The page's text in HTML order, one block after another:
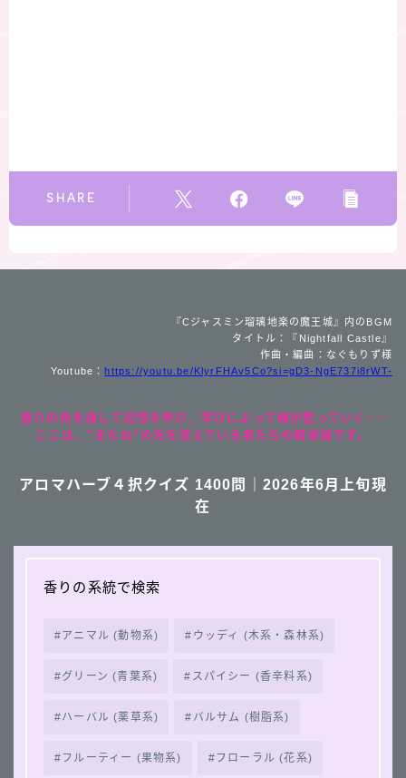
SHARE
『Cジャスミン瑠璃地楽の魔王城』内のBGM
タイトル：『Nightfall Castle』
作曲・編曲：なぐもりず様
Youtube： https://youtu.be/KlyrFHAv5Co?si=gD3-NgE737i8rWT-
香りの色を通して記憶を呼び、学びによって魂が整っていく──
ここは、“またね”の光を覚えている者たちの魔導城です。
アロマハーブ４択クイズ 1400問｜2026年6月上旬現
在
香りの系統で検索
アニマル (動物系) ウッディ (木系・森林系)
グリーン (青葉系) スパイシー (香辛料系)
ハーバル (薬草系) バルサム (樹脂系)
フルーティー (果物系) フローラル (花系)